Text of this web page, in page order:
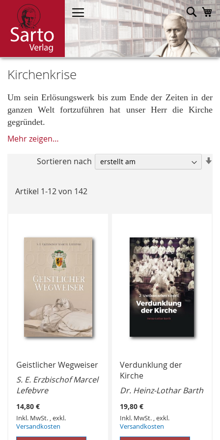
Direkt
zum
Inhalt
Kirchenkrise
Um seinErlösungswerk bis zum Ende der Zeitenin der
ganzen Weltfortzuführenhat unser Herr dieKirche
gegründet.
Mehr zeigen…
Artikel 1-12von 142
Sortieren nach
Geistlicher Wegweiser
S. E. Erzbischof Marcel
Lefebvre
14,80 €
Inkl. MwSt. ,exkl.
Versandkosten
Verdunklung der
Kirche
Dr. Heinz-Lothar Barth
19,80 €
Inkl. MwSt. ,exkl.
Versandkosten